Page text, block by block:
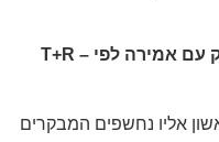
עם אמירה לפי – T+R
אליו נחשפים המבקרים